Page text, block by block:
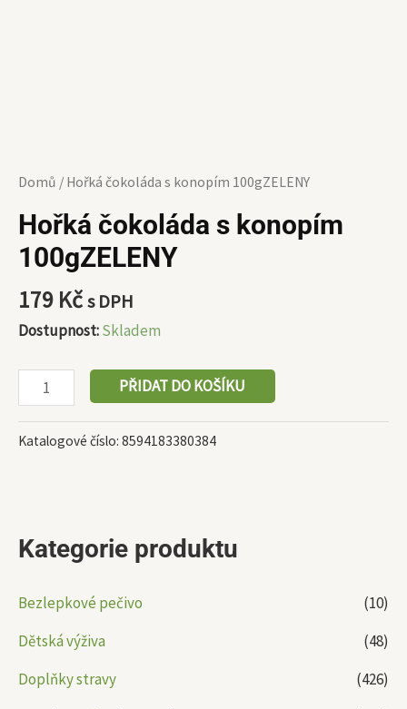
Kategorie produktu
Bezlepkové pečivo
(10)
Dětská výživa
(48)
Doplňky stravy
(426)
Domů / Hořká čokoláda s konopím 100gZELENY
Hořká čokoláda s konopím
100gZELENY
179 Kčs DPH
Dostupnost:Skladem
PŘIDAT DO KOŠÍKU
Katalogové číslo: 8594183380384